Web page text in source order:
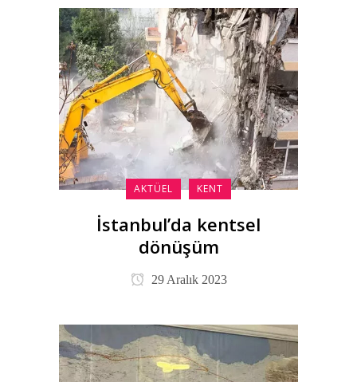
AKTÜEL KENT
İstanbul’da kentsel
dönüşüm
29 Aralık 2023